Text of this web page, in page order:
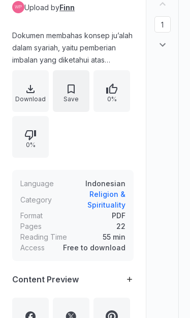
Upload byFinn
Dokumen membahas konsep ju’alah
dalam syariah, yaitu pemberian
imbalan yang diketahui atas
mempertimbangkan pelaku. Uraian
mencakup definisi syariah terkait
Qur’an (QS Yusuf:72) dan riwayat
As-Sunnah dari Abu Said RA tentang
Download Save 0%
0%
Language
Indonesian
Category
Religion &
Spirituality
Format
PDF
Pages
22
Reading Time
55 min
Access
Free to download
Content Preview